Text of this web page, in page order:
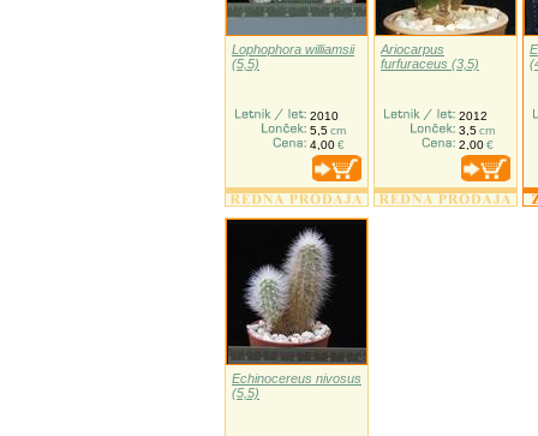
Lophophora williamsii
(5,5)
2010
5,5cm
4,00€
Ariocarpus
furfuraceus (3,5)
2012
3,5cm
2,00€
Echinocereus nivosus
(5,5)